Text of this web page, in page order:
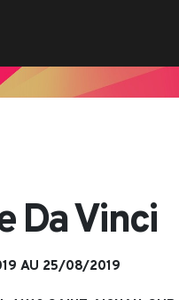
de la page de news
?>
Da Vinci
AU 25/08/2019